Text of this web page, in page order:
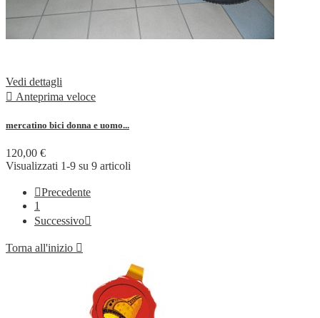
Vedi dettagli
 Anteprima veloce
mercatino bici donna e uomo...
120,00 €
Visualizzati 1-9 su 9 articoli
Precedente
1
Successivo
Torna all'inizio 